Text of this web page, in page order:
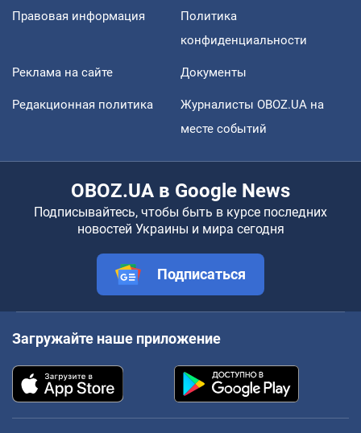
Правовая информация
Политика
конфиденциальности
Реклама на сайте Документы
Редакционная политика
Журналисты OBOZ.UA на
месте событий
OBOZ.UA в Google News
Подписывайтесь, чтобы быть в курсе последних
новостей Украины и мира сегодня
Подписаться
Загружайте наше приложение